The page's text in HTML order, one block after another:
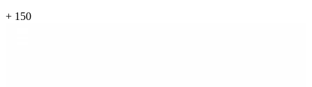
+ 150